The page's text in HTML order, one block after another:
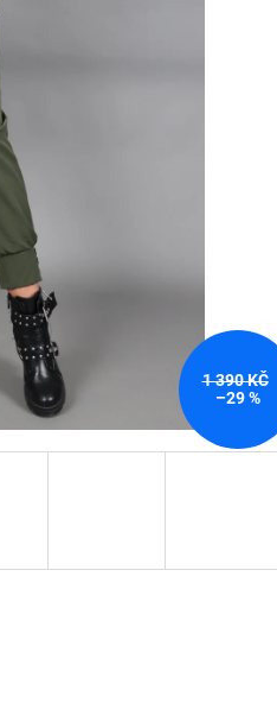
1 390 KČ
–29 %